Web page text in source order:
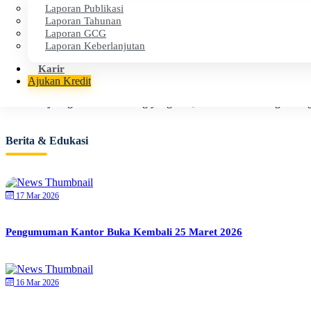
Laporan Publikasi
Laporan Tahunan
Laporan GCG
Laporan Keberlanjutan
Karir
Ajukan Kredit
Dilindungi oleh LPS, menjamin keamanan dana dan layanan
Dekat dengan Anda
Berita & Edukasi
17 Mar 2026
Pengumuman Kantor Buka Kembali 25 Maret 2026
16 Mar 2026